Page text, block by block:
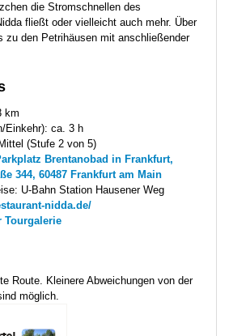
die Stromschnellen des
fließt oder vielleicht auch mehr. Über
zu den Petrihäusen mit anschließender
km
Einkehr): ca. 3 h
(Stufe 2 von 5)
Brentanobad in Frankfurt,
344, 60487 Frankfurt am Main
U-Bahn Station Hausener Weg
nidda.de/
Tourgalerie
Route. Kleinere Abweichungen von der
möglich.